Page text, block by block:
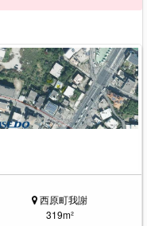
西原町我謝
319m²